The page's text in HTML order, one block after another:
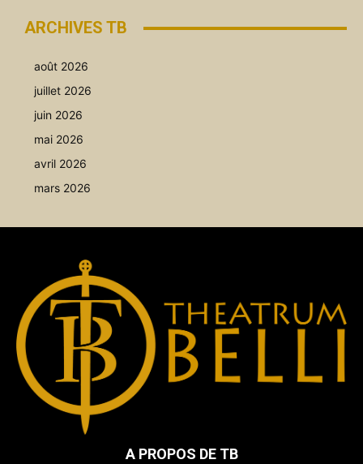
ARCHIVES TB
août 2026
juillet 2026
juin 2026
mai 2026
avril 2026
mars 2026
A PROPOS DE TB